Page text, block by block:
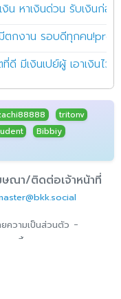
หาเงินด่วน รับเงินก่อน
ตกงาน รอบดีทุกคน
ดี มีเงินเปย์ผู้ เอาเงินไว้
tritonv
Bibbiy
ษณา/ติดต่อเจ้าหน้าที่
ยความเป็นส่วนตัว -
ยคุกกี้